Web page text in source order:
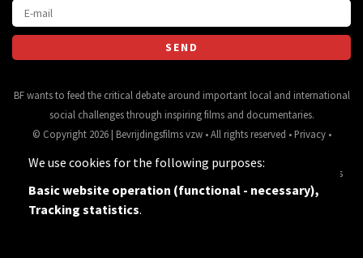
BF wants to feed the critical debate around important local and international
social challenges through inspiring films and documentaries.
© Copyright 2026 | Bevrijdingsfilms vzw • All rights reserved • Privacy•
Source for movie data and images:
General terms
and conditions
We use cookies for the following purposes:
Basic website operation (functional - necessary),
Tracking statistics.